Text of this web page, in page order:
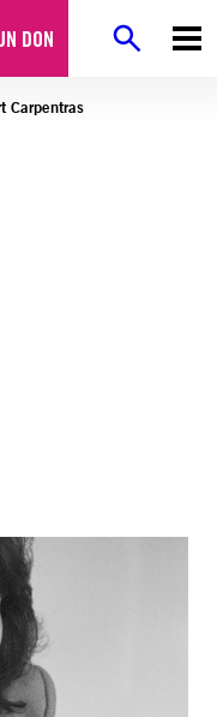
DON
Carpentras